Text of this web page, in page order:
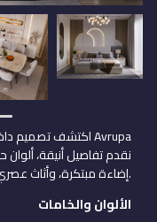
إضاءة مبتكرة، وأثاث عصري عالي الجودة.
الألوان والخامات